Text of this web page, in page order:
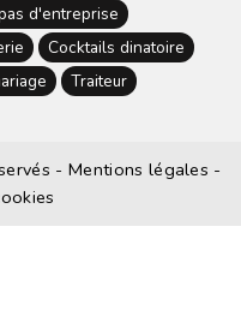
d'entreprise
Cocktails dinatoire
Traiteur
- Mentions légales -